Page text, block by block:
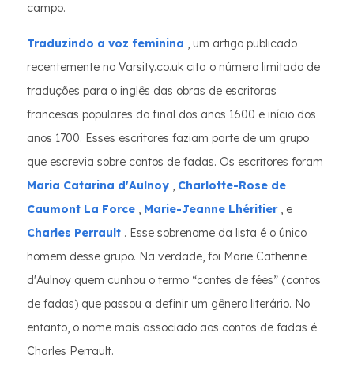
campo.
Traduzindo a voz feminina , um artigo publicado
recentemente no Varsity.co.uk cita o número limitado de
traduções para o inglês das obras de escritoras
francesas populares do final dos anos 1600 e início dos
anos 1700. Esses escritores faziam parte de um grupo
que escrevia sobre contos de fadas. Os escritores foram
Maria Catarina d'Aulnoy , Charlotte-Rose de
Caumont La Force , Marie-Jeanne Lhéritier, e
Charles Perrault . Esse sobrenome da lista é o único
homem desse grupo. Na verdade, foi Marie Catherine
d'Aulnoy quem cunhou o termo “contes de fées” (contos
de fadas) que passou a definir um gênero literário. No
entanto, o nome mais associado aos contos de fadas é
Charles Perrault.